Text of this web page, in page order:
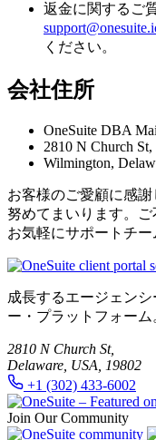
返金に関するご
ください。
会社住所
OneSuite DBA
2810 N Church
Wilmington,
お客様のご愛顧に感謝
努めてまいります。ご
お気軽にサポートチー
成長するエージェン
ー・プラットフォーム
2810 N Church St,
Delaware, USA, 19802
+1 (302) 433-6002
Join Our Community